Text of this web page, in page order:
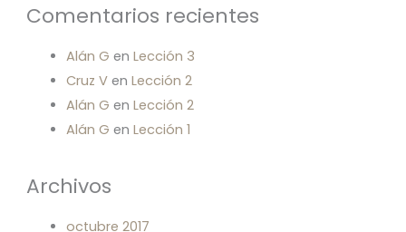
Comentarios recientes
Alán G en Lección 3
Cruz Ven Lección 2
Alán G en Lección 2
Alán G en Lección 1
Archivos
octubre 2017